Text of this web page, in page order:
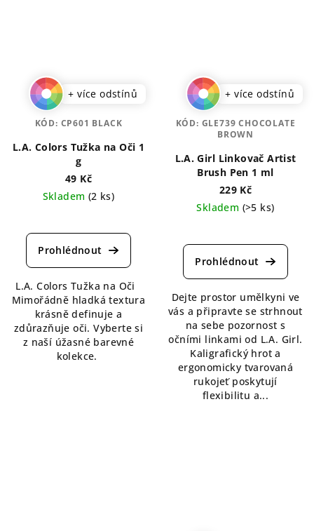
+ více odstínů
L.A. Colors Tužka na Oči 1
g
49 Kč
Skladem (2 ks)
hodnocení
produktu
z
5
hvězdiček.
L.A. Colors Tužka na Oči
Mimořádně hladká textura
krásně definuje a
zdůrazňuje oči. Vyberte si
z naší úžasné barevné
kolekce.
KÓD: CP601 BLACK
+ více odstínů
L.A. Girl Linkovač Artist
Brush Pen 1 ml
229 Kč
Skladem (>5 ks)
hodnocení
produktu
z
5
hvězdiček.
Dejte prostor umělkyni ve
vás a připravte se strhnout
na sebe pozornost s
očními linkami od L.A. Girl.
Kaligrafický hrot a
ergonomicky tvarovaná
rukojeť poskytují
flexibilitu a...
KÓD: GLE739 CHOCOLATE
BROWN